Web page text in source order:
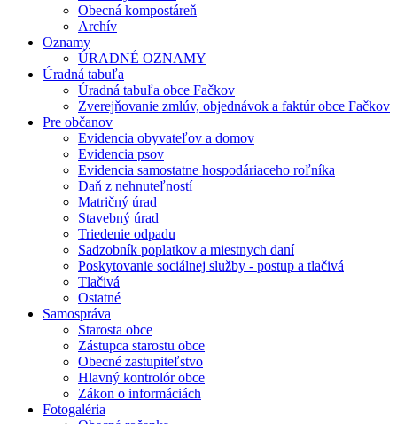
Obecná kompostáreň
Archív
Oznamy
ÚRADNÉ OZNAMY
Úradná tabuľa
Úradná tabuľa obce Fačkov
Zverejňovanie zmlúv, objednávok a faktúr obce Fačkov
Pre občanov
Evidencia obyvateľov a domov
Evidencia psov
Evidencia samostatne hospodáriaceho roľníka
Daň z nehnuteľností
Matričný úrad
Stavebný úrad
Triedenie odpadu
Sadzobník poplatkov a miestnych daní
Poskytovanie sociálnej služby - postup a tlačivá
Tlačivá
Ostatné
Samospráva
Starosta obce
Zástupca starostu obce
Obecné zastupiteľstvo
Hlavný kontrolór obce
Zákon o informáciách
Fotogaléria